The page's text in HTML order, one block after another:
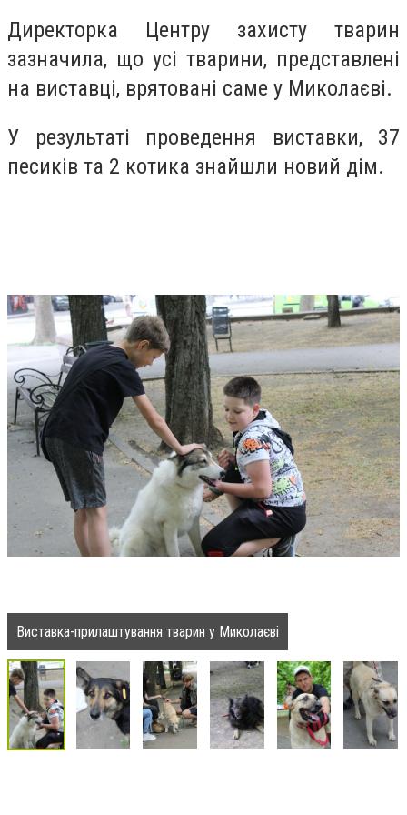
Директорка Центру захисту тварин
зазначила, що усі тварини, представлені
на виставці, врятовані саме у Миколаєві.
У результаті проведення виставки, 37
песиків та 2 котика знайшли новий дім.
Виставка-прилаштування тварин у Миколаєві